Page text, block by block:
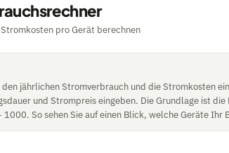
pro Gerät berechnen
jährlichen Stromverbrauch und die Stromkosten
und Strompreis eingeben. Die Grundlage ist die
1000. So sehen Sie auf einen Blick, welche Geräte Ihr